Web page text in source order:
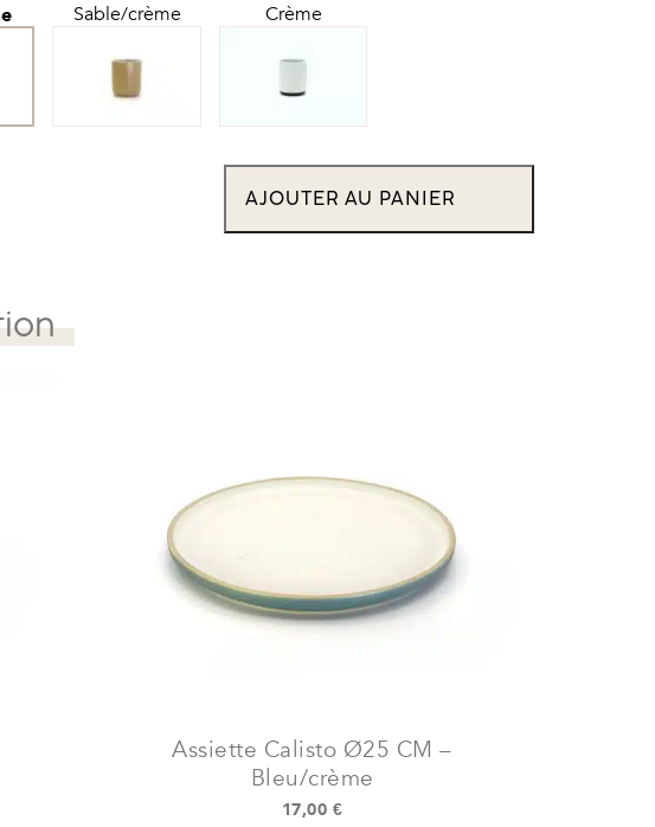
Sable/crème Crème
AJOUTER AU PANIER
Assiette Calisto Ø25 CM –
Bleu/crème
17,00 €